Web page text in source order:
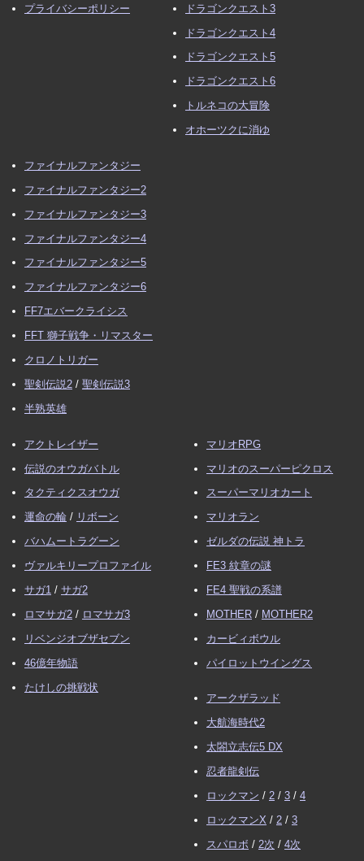
プライバシーポリシー
ドラゴンクエスト3
ドラゴンクエスト4
ドラゴンクエスト5
ドラゴンクエスト6
トルネコの大冒険
オホーツクに消ゆ
ファイナルファンタジー
ファイナルファンタジー2
ファイナルファンタジー3
ファイナルファンタジー4
ファイナルファンタジー5
ファイナルファンタジー6
FF7エバークライシス
FFT 獅子戦争・リマスター
クロノトリガー
聖剣伝説2 / 聖剣伝説3
半熟英雄
アクトレイザー
伝説のオウガバトル
タクティクスオウガ
運命の輪 / リボーン
バハムートラグーン
ヴァルキリープロファイル
サガ1 / サガ2
ロマサガ2 / ロマサガ3
リベンジオブザセブン
46億年物語
たけしの挑戦状
マリオRPG
マリオのスーパーピクロス
スーパーマリオカート
マリオラン
ゼルダの伝説 神トラ
FE3 紋章の謎
FE4 聖戦の系譜
MOTHER / MOTHER2
カービィボウル
パイロットウイングス
アークザラッド
大航海時代2
太閤立志伝5 DX
忍者龍剣伝
ロックマン / 2 / 3 / 4
ロックマンX / 2 / 3
スパロボ / 2次 / 4次